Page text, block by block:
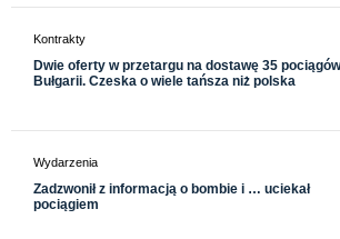
Kontrakty
Dwie oferty w przetargu na dostawę 35
Bułgarii. Czeska o wiele tańsza niż polska
Wydarzenia
Zadzwonił z informacją o bombie i … uciekał
pociągiem